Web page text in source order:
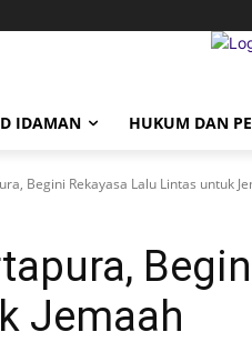
IDAMAN HUKUM DAN
Begini Rekayasa Lalu Lintas untuk
Jemaah